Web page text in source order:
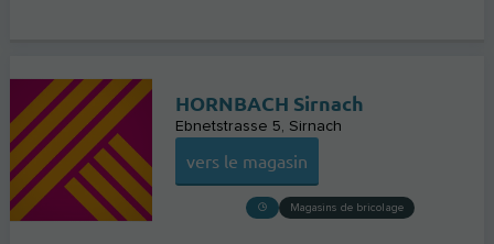
HORNBACH Sirnach
Ebnetstrasse 5 Sirnach
vers le magasin
Magasins de bricolage